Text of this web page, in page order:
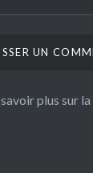
savoir plus sur